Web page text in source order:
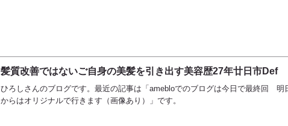
髪質改善ではないご自身の美髪を引き出す美容歴27年廿日市Def
ひろしさんのブログです。最近の記事は「amebloでのブログは今日で最終回 明
からはオリジナルで行きます（画像あり）」です。